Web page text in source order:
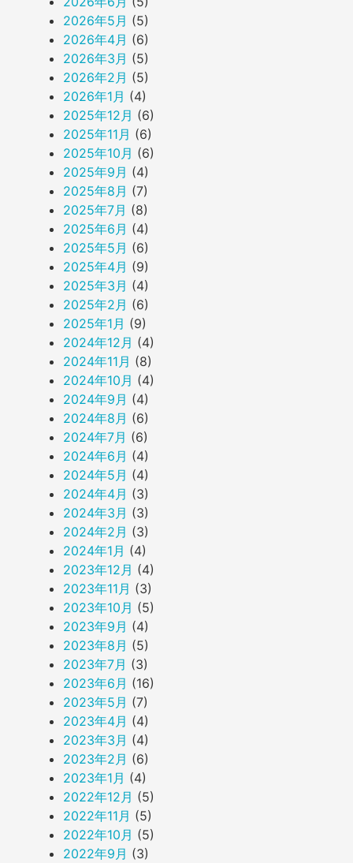
2026年5月 (5)
2026年4月 (6)
2026年3月 (5)
2026年2月 (5)
2026年1月 (4)
2025年12月 (6)
2025年11月 (6)
2025年10月 (6)
2025年9月 (4)
2025年8月 (7)
2025年7月 (8)
2025年6月 (4)
2025年5月 (6)
2025年4月 (9)
2025年3月 (4)
2025年2月 (6)
2025年1月 (9)
2024年12月 (4)
2024年11月 (8)
2024年10月 (4)
2024年9月 (4)
2024年8月 (6)
2024年7月 (6)
2024年6月 (4)
2024年5月 (4)
2024年4月 (3)
2024年3月 (3)
2024年2月 (3)
2024年1月 (4)
2023年12月 (4)
2023年11月 (3)
2023年10月 (5)
2023年9月 (4)
2023年8月 (5)
2023年7月 (3)
2023年6月 (16)
2023年5月 (7)
2023年4月 (4)
2023年3月 (4)
2023年2月 (6)
2023年1月 (4)
2022年12月 (5)
2022年11月 (5)
2022年10月 (5)
2022年9月 (3)